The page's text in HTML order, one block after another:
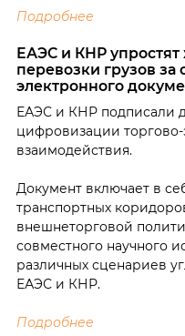
Подробнее
ЕАЭС и КНР
перевозки грузов за
электронного
ЕАЭС и КНР подписали
цифровизации
взаимодействия.
Документ включает в
транспортных
внешнеторговой
совместного научного
различных сценариев
ЕАЭС и КНР.
Подробнее